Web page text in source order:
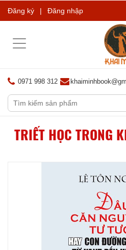
Đăng ký | Đăng nhập
Toggle
0971 998 312
TRIẾT HỌC TRONG